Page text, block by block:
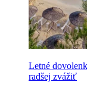
Letné
radšej zvážiť